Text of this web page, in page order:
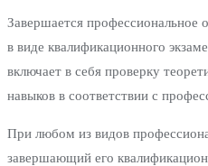
Завершается профессиональное
в виде квалификационного
включает в себя проверку
навыков в соответствии с
При любом из видов
завершающий его